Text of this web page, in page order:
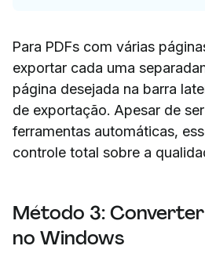
Para PDFs com várias
exportar cada uma
página desejada na barra
de exportação. Apesar de
ferramentas automáticas,
controle total sobre a
Método 3: Converter
no Windows